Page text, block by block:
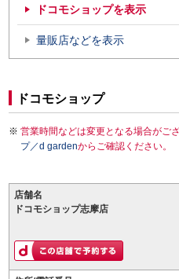
ドコモショップを表示
量販店などを表示
ドコモショップ
営業時間などは変更となる場合がご
プ／d gardenからご確認ください。
店舗名
ドコモショップ志摩店